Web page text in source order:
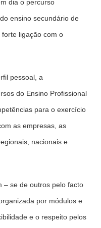
dia o percurso
ensino secundário de
ligação com o
pessoal, a
do Ensino Profissional
para o exercício
as empresas, as
nacionais e
– se de outros pelo facto
por módulos e
e o respeito pelos